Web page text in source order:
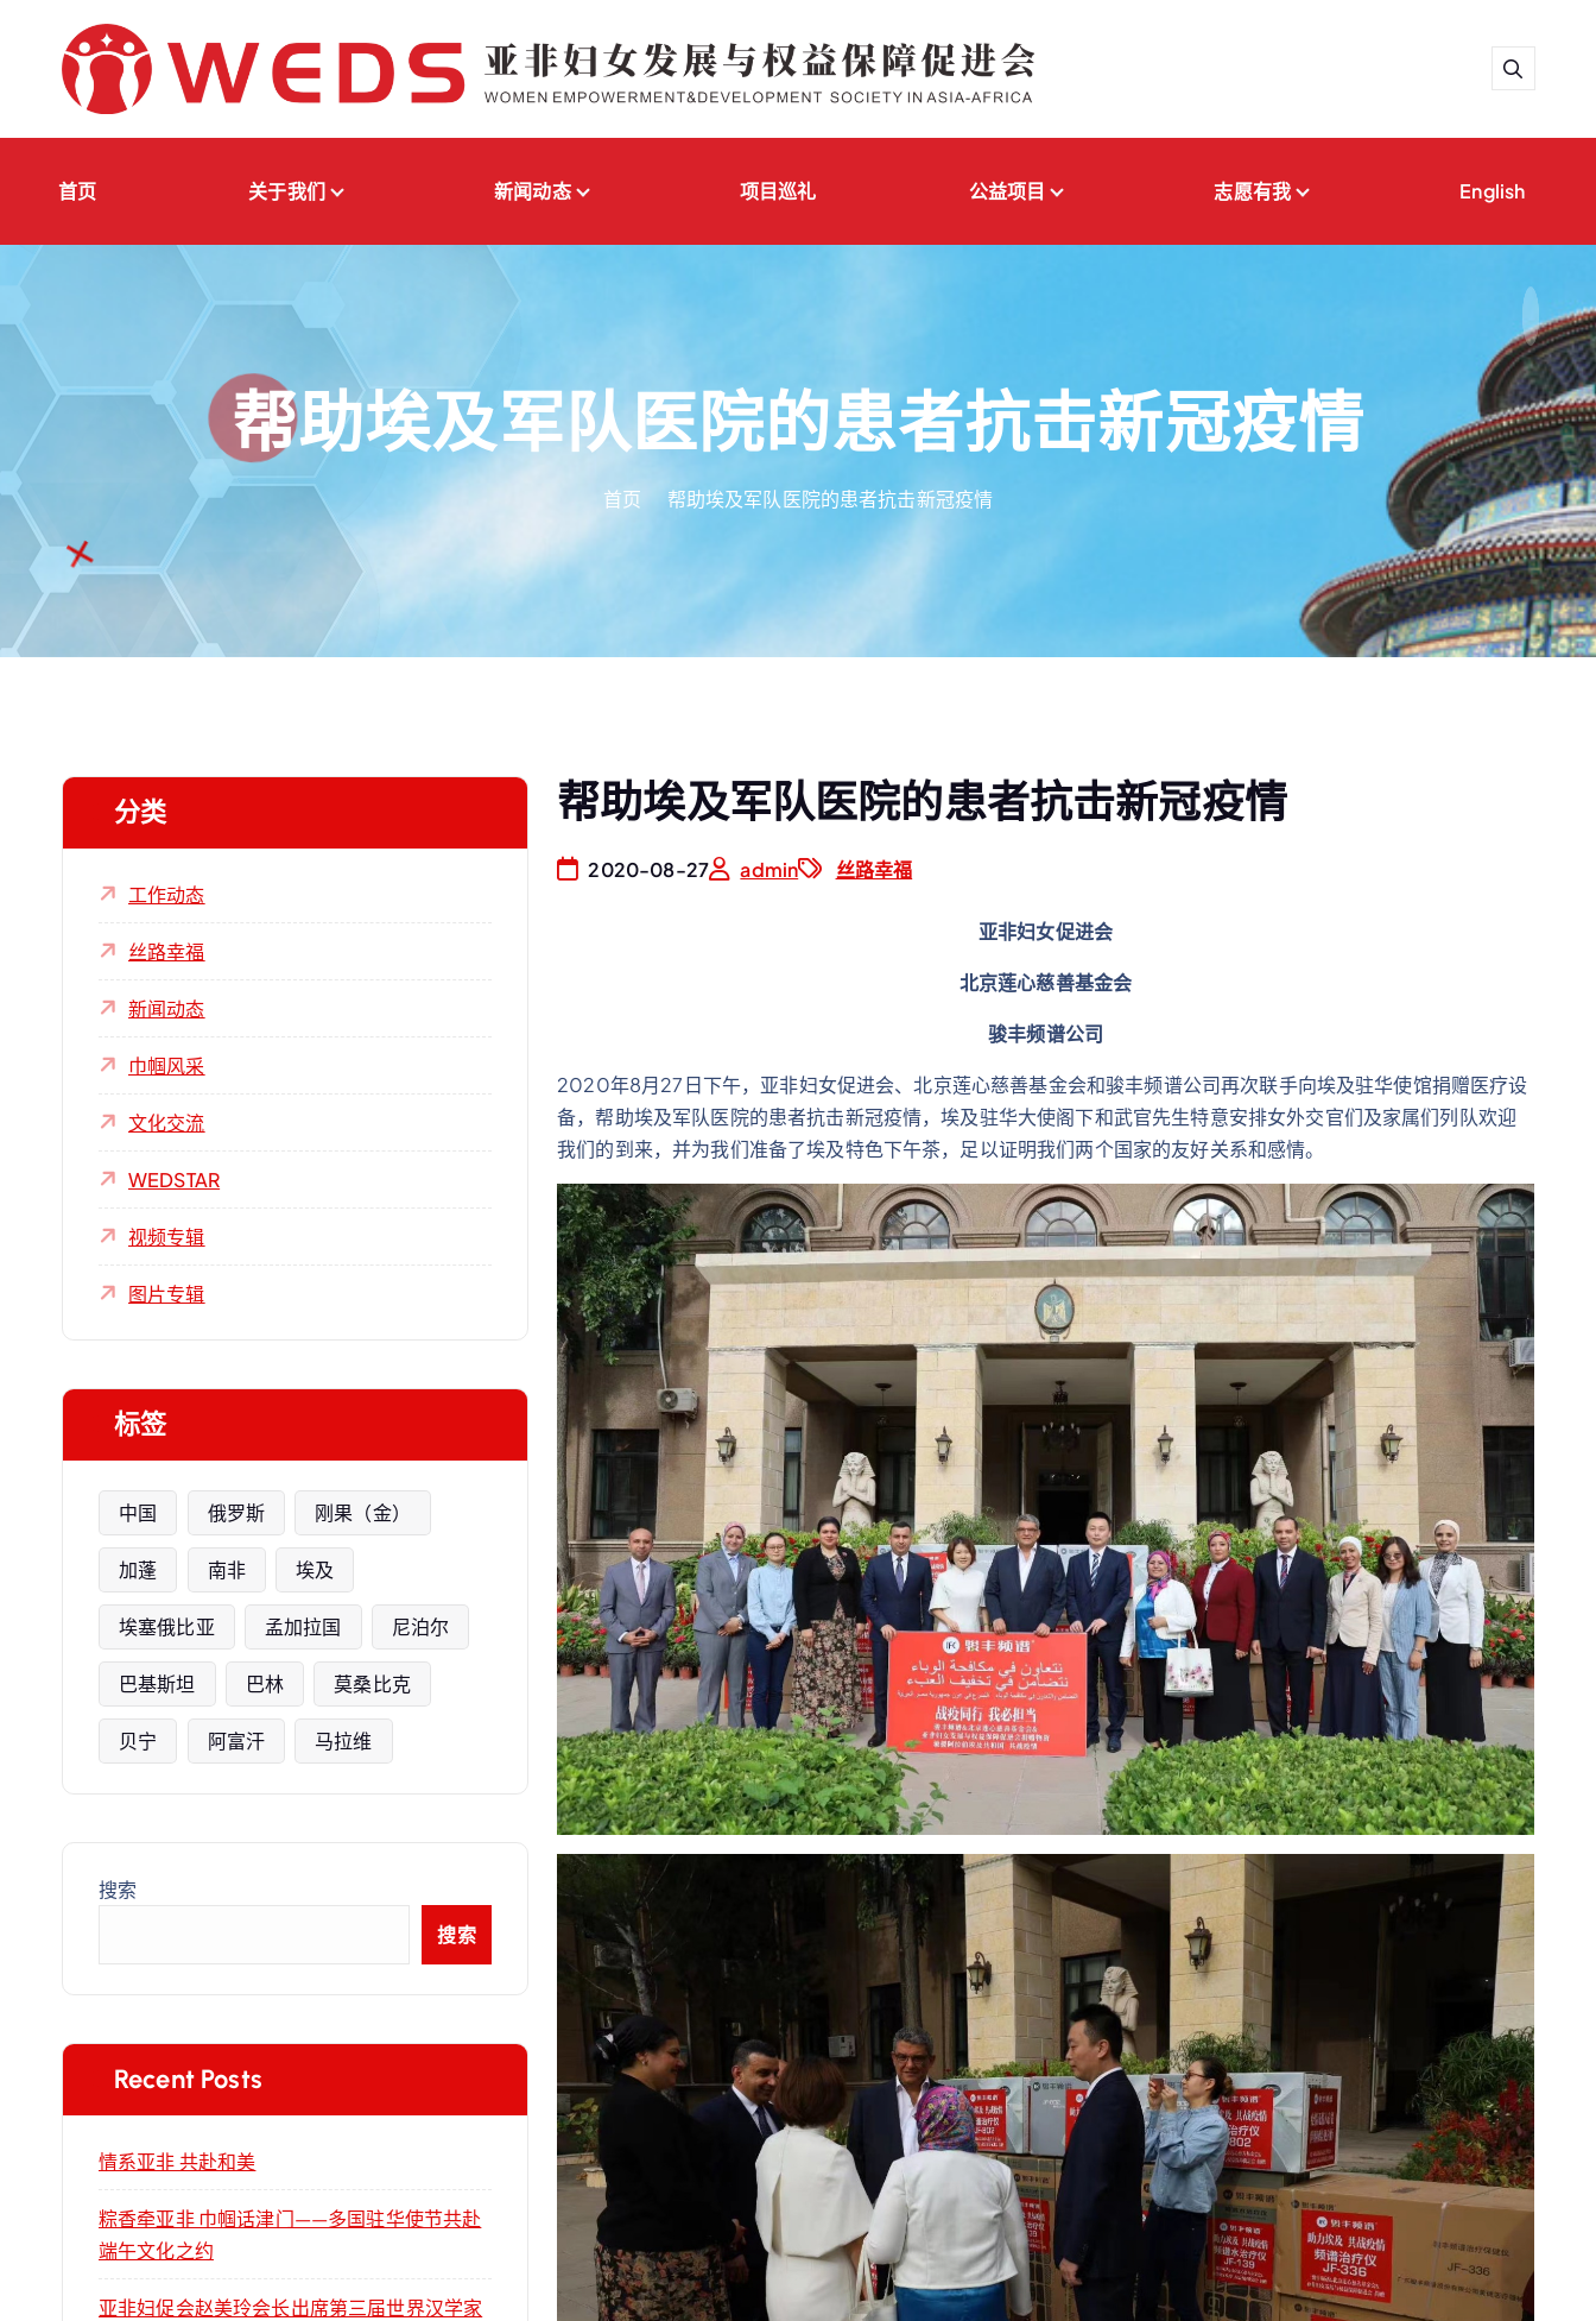
容
首页 关于我们 新闻动态 项目巡礼 公益项目 志愿有我 English
帮助埃及军队医院的患者抗击新冠疫情
首页 帮助埃及军队医院的患者抗击新冠疫情
分类
工作动态
丝路幸福
新闻动态
巾帼风采
文化交流
WEDSTAR
视频专辑
图片专辑
标签
中国 俄罗斯 刚果（金）
加蓬 南非 埃及
埃塞俄比亚 孟加拉国 尼泊尔
巴基斯坦 巴林 莫桑比克
贝宁 阿富汗 马拉维
搜索
搜索
Recent Posts
情系亚非 共赴和美
粽香牵亚非 巾帼话津门——多国驻华使节共赴
端午文化之约
亚非妇促会赵美玲会长出席第三届世界汉学家
帮助埃及军队医院的患者抗击新冠疫情
2020-08-27 admin 丝路幸福
亚非妇女促进会
北京莲心慈善基金会
骏丰频谱公司
2020年8月27日下午，亚非妇女促进会、北京莲心慈善基金会和骏丰频谱公司再次联手向埃及驻华使馆捐赠医疗设
备，帮助埃及军队医院的患者抗击新冠疫情，埃及驻华大使阁下和武官先生特意安排女外交官们及家属们列队欢迎
我们的到来，并为我们准备了埃及特色下午茶，足以证明我们两个国家的友好关系和感情。